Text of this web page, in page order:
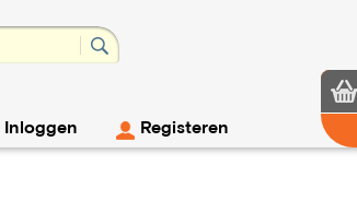
Inloggen Registeren